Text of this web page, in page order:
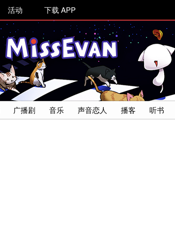
活动 下载 APP
广播剧 音乐 声音恋人 播客 听书